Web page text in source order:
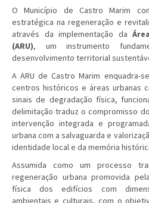
O Município de Castro Marim
estratégica na regeneração e
através da implementação da
(ARU), um instrumento
desenvolvimento territorial
A ARU de Castro Marim enquadra-
centros históricos e áreas urbanas
sinais de degradação física,
delimitação traduz o compromisso
intervenção integrada e
urbana com a salvaguarda e
identidade local e da memória
Assumida como um processo
regeneração urbana promovida
física dos edifícios com
ambientais e culturais, com o